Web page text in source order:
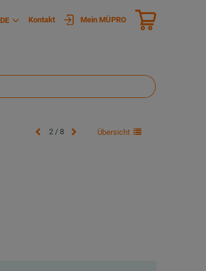
DE Kontakt Mein MÜPRO
2 / 8 Übersicht